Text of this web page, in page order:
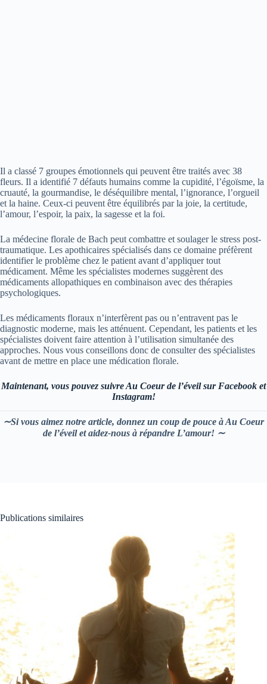
Il a classé 7 groupes émotionnels qui peuvent être traités avec 38
fleurs. Il a identifié 7 défauts humains comme la cupidité, l’égoïsme, la
cruauté, la gourmandise, le déséquilibre mental, l’ignorance, l’orgueil
et la haine. Ceux-ci peuvent être équilibrés par la joie, la certitude,
l’amour, l’espoir, la paix, la sagesse et la foi.
La médecine florale de Bach peut combattre et soulager le stress post-
traumatique. Les apothicaires spécialisés dans ce domaine préfèrent
identifier le problème chez le patient avant d’appliquer tout
médicament. Même les spécialistes modernes suggèrent des
médicaments allopathiques en combinaison avec des thérapies
psychologiques.
Les médicaments floraux n’interfèrent pas ou n’entravent pas le
diagnostic moderne, mais les atténuent. Cependant, les patients et les
spécialistes doivent faire attention à l’utilisation simultanée des
approches. Nous vous conseillons donc de consulter des spécialistes
avant de mettre en place une médication florale.
Maintenant, vous pouvez suivre Au Coeur de l’éveil sur Facebook et
Instagram!
∼Si vous aimez notre article, donnez un coup de pouce à Au Coeur
de l’éveil et aidez-nous à répandre L’amour! ∼
Publications similaires